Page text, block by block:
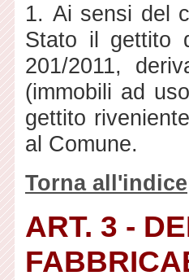
1. Ai sensi del
Stato il gettito
201/2011,
(immobili ad
gettito
al Comune.
Torna all'indice
ART. 3 -